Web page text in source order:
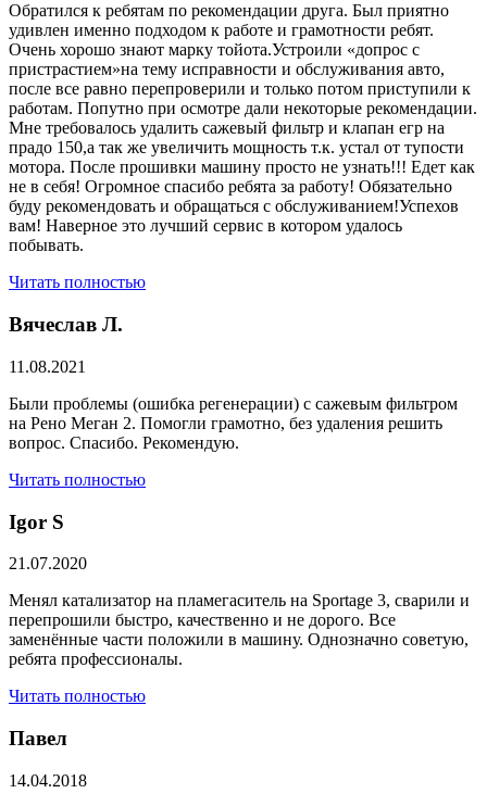
Обратился к ребятам по рекомендации друга. Был приятно
удивлен именно подходом к работе и грамотности ребят.
Очень хорошо знают марку тойота.Устроили «допрос с
пристрастием»на тему исправности и обслуживания авто,
после все равно перепроверили и только потом приступили к
работам. Попутно при осмотре дали некоторые рекомендации.
Мне требовалось удалить сажевый фильтр и клапан егр на
прадо 150,а так же увеличить мощность т.к. устал от тупости
мотора. После прошивки машину просто не узнать!!! Едет как
не в себя! Огромное спасибо ребята за работу! Обязательно
буду рекомендовать и обращаться с обслуживанием!Успехов
вам! Наверное это лучший сервис в котором удалось
побывать.
Читать полностью
Вячеслав Л.
11.08.2021
Были проблемы (ошибка регенерации) с сажевым фильтром
на Рено Меган 2. Помогли грамотно, без удаления решить
вопрос. Спасибо. Рекомендую.
Читать полностью
​Igor S
21.07.2020
Менял катализатор на пламегаситель на Sportage 3, сварили и
перепрошили быстро, качественно и не дорого. Все
заменённые части положили в машину. Однозначно советую,
ребята профессионалы.
Читать полностью
Павел
14.04.2018